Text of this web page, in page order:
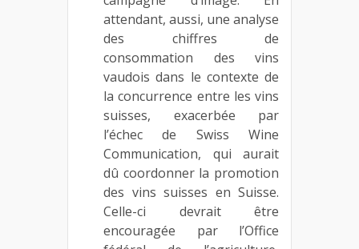
attendant, aussi, une analyse
des chiffres de
consommation des vins
vaudois dans le contexte de
la concurrence entre les vins
suisses, exacerbée par
l’échec de Swiss Wine
Communication, qui aurait
dû coordonner la promotion
des vins suisses en Suisse.
Celle-ci devrait être
encouragée par l’Office